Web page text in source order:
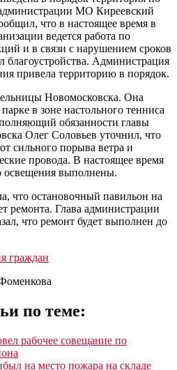
МО Киреевский
что в настоящее время в
ведется работа по
и в связи с нарушением сроков
благоустройства. Администрация
привела территорию в порядок.
Новомосковска. Она
в зоне настольного тенниса
обязанности главы
Олег Соловьев уточнил, что
сильного порыва ветра и
провода. В настоящее время
освещения выполнены.
что остановочный павильон на
ремонта. Глава администрации
что ремонт будет выполнен до
граждан
по теме:
рабочее совещание по
на место пожара на складе